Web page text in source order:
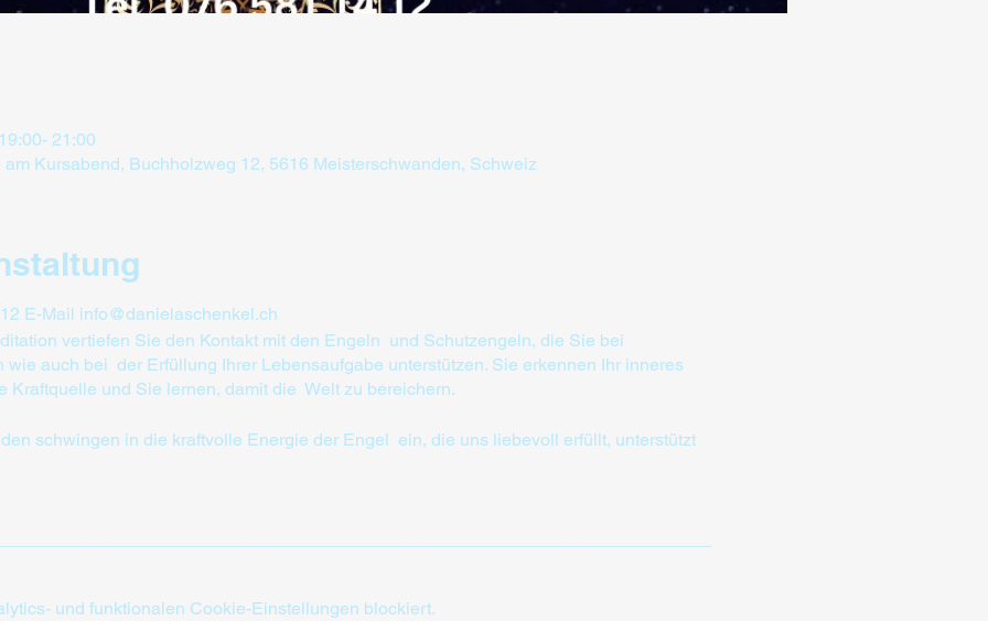
21:00
Kursabend, Buchholzweg 12, 5616 Meisterschwanden, Schweiz
E-Mail info@danielaschenkel.ch
vertiefen Sie den Kontakt mit den Engeln und Schutzengeln, die Sie bei
auch bei der Erfüllung Ihrer Lebensaufgabe unterstützen. Sie erkennen Ihr inneres
Kraftquelle und Sie lernen, damit die Welt zu bereichern.
schwingen in die kraftvolle Energie der Engel ein, die uns liebevoll erfüllt, unterstützt
Genesung von Ihnen oder einem Ihnen nahe stehendem Menschen, der
und funktionalen Cookie-Einstellungen blockiert.